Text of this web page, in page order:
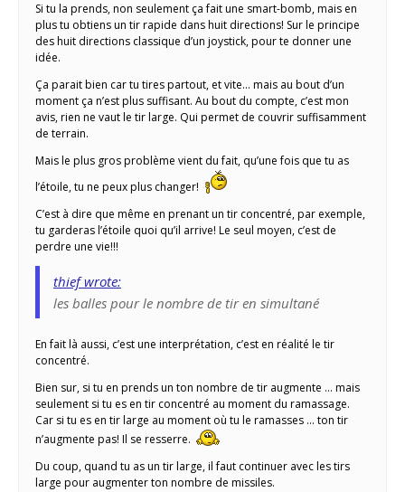
Si tu la prends, non seulement ça fait une smart-bomb, mais en
plus tu obtiens un tir rapide dans huit directions! Sur le principe
des huit directions classique d’un joystick, pour te donner une
idée.
Ça parait bien car tu tires partout, et vite… mais au bout d’un
moment ça n’est plus suffisant. Au bout du compte, c’est mon
avis, rien ne vaut le tir large. Qui permet de couvrir suffisamment
de terrain.
Mais le plus gros problème vient du fait, qu’une fois que tu as
l’étoile, tu ne peux plus changer!
C’est à dire que même en prenant un tir concentré, par exemple,
tu garderas l’étoile quoi qu’il arrive! Le seul moyen, c’est de
perdre une vie!!!
thief wrote:
les balles pour le nombre de tir en simultané
En fait là aussi, c’est une interprétation, c’est en réalité le tir
concentré.
Bien sur, si tu en prends un ton nombre de tir augmente … mais
seulement si tu es en tir concentré au moment du ramassage.
Car si tu es en tir large au moment où tu le ramasses … ton tir
n’augmente pas! Il se resserre.
Du coup, quand tu as un tir large, il faut continuer avec les tirs
large pour augmenter ton nombre de missiles.